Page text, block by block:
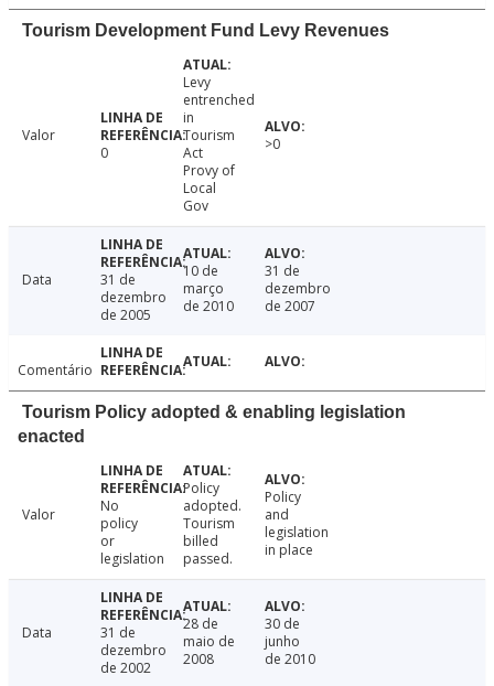
Tourism Development Fund Levy Revenues
Valor
0
Levy
entrenched
in
Tourism
Act
Provy of
Local
Gov
>0
Data
31 de
dezembro
de 2005
10 de
março
de 2010
31 de
dezembro
de 2007
Comentário
Tourism Policy adopted & enabling legislation
enacted
Valor
No
policy
or
legislation
Policy
adopted.
Tourism
billed
passed.
Policy
and
legislation
in place
Data
31 de
dezembro
de 2002
28 de
maio de
2008
30 de
junho
de 2010